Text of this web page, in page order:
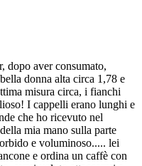
dopo aver consumato,
donna alta circa 1,78 e
misura circa, i fianchi
I cappelli erano lunghi e
che ho ricevuto nel
mia mano sulla parte
e voluminoso..... lei
e ordina un caffè con